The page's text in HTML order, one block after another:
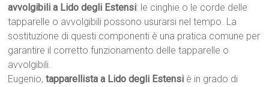
avvolgibili a Lido degli Estensi: le cinghie o le corde delle
tapparelle o avvolgibili possono usurarsi nel tempo. La
sostituzione di questi componenti è una pratica comune per
garantire il corretto funzionamento delle tapparelle o
avvolgibili.
Eugenio,tapparellista a Lido degli Estensi è in grado di